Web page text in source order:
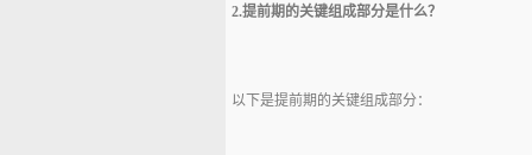
2.提前期的关键组成部分是什么？
以下是提前期的关键组成部分：